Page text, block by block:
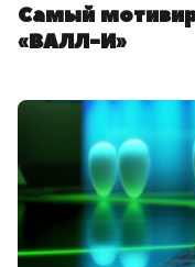
Самый
«ВАЛЛ-И»